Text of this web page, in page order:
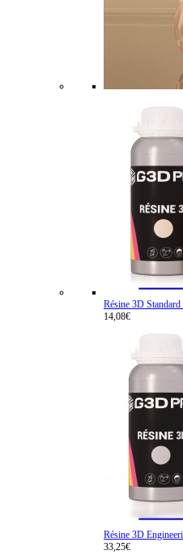
Résine 3D
14,08€
Résine 3D
33,25€